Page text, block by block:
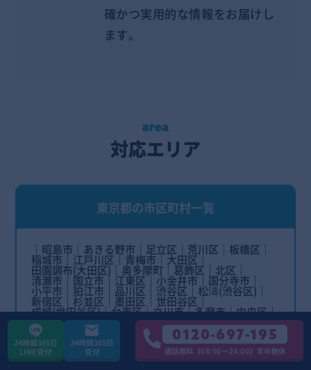
確かつ実用的な情報をお届けし
ます。
対応エリア
東京都の市区町村一覧
昭島市 あきる野市 足立区 荒川区 板橋区
稲城市 江戸川区 青梅市 大田区
田園調布(大田区) 奥多摩町 葛飾区 北区
清瀬市 国立市 江東区 小金井市 国分寺市
小平市 狛江市 品川区 渋谷区 松濤(渋谷区)
新宿区 杉並区 墨田区 世田谷区
成城(世田谷区) 台東区 立川市 多摩市 中央区
調布市 千代田区 豊島区 中野区 西東京市
練馬区 八王子市 羽村市 東久留米市
東村山市 東大和市 日野市 日の出町 檜原村
府中市 福生市 町田市 瑞穂町
三鷹市 港区 白金(港区) 麻布十番(港区)
24時間365日
LINE受付
24時間365日
受付
0120-697-195
通話無料《08:00〜24:00》年中無休